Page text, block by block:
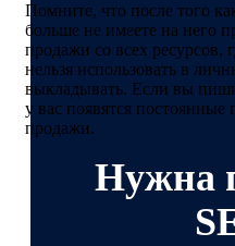
Помните, что после того
больше не имеете на него
продажи со всех ресурсов,
нельзя использовать в
выкладывать. Если вы
у вас появятся
продажи.
Нужна